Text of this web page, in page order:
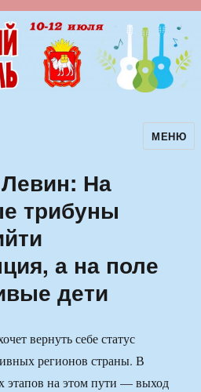
авторскойМЕНЮ
На
трибуны
а на поле
дети
вернуть себе статус
регионов страны. В
этапов на этом пути — выход